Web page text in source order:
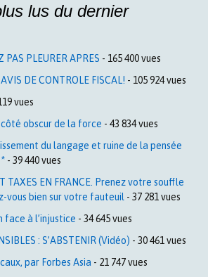
lus du dernier
PAS PLEURER APRES - 165 400 vues
DE CONTROLE FISCAL! - 105 924 vues
vues
côté obscur de la force - 43 834 vues
du langage et ruine de la pensée
- 39 440 vues
TAXES EN FRANCE. Prenez votre souffle
vous bien sur votre fauteuil - 37 281 vues
face à l’injustice - 34 645 vues
: S’ABSTENIR (Vidéo) - 30 461 vues
par Forbes Asia - 21 747 vues